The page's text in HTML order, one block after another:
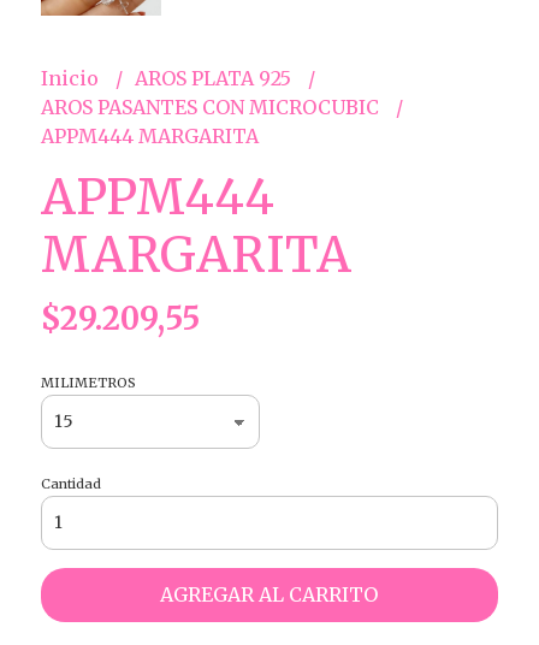
Inicio
AROS PLATA 925
AROS PASANTES CON MICROCUBIC
APPM444 MARGARITA
APPM444
MARGARITA
$29.209,55
MILIMETROS
Cantidad
AGREGAR AL CARRITO